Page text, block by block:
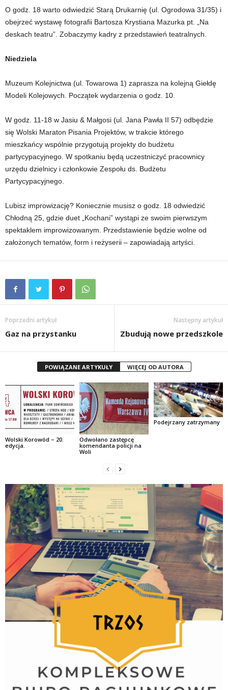
O godz. 18 warto odwiedzić Starą Drukarnię (ul. Ogrodowa 31/35) i
obejrzeć wystawę fotografii Bartosza Krystiana Mazurka pt. „Na
deskach teatru”. Zobaczymy kadry z przedstawień teatralnych.
Niedziela
Muzeum Kolejnictwa (ul. Towarowa 1) zaprasza na kolejną Giełdę
Modeli Kolejowych. Początek wydarzenia o godz. 10.
W godz. 11-18 w Jasiu & Małgosi (ul. Jana Pawła II 57) odbędzie
się Wolski Maraton Pisania Projektów, w trakcie którego
mieszkańcy wspólnie przygotują projekty do budżetu
partycypacyjnego. W spotkaniu będą uczestniczyć pracownicy
urzędu dzielnicy i członkowie Zespołu ds. Budżetu
Partycypacyjnego.
Lubisz improwizację? Koniecznie musisz o godz. 18 odwiedzić
Chłodną 25, gdzie duet „Kochani” wystąpi ze swoim pierwszym
spektaklem improwizowanym. Przedstawienie będzie wolne od
założonych tematów, form i reżyserii – zapowiadają artyści.
Poprzedni artykuł
Gaz na przystanku
Następny artykuł
Zbudują nowe przedszkole
POWIĄZANE ARTYKUŁY WIĘCEJ OD AUTORA
Wolski Korowód – 20.
edycja.
Odwołano zastępcę
komendanta policji na
Woli
Podejrzany zatrzymany